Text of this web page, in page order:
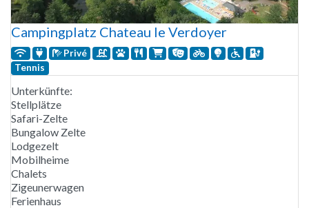
Campingplatz Chateau le Verdoyer
Privé
Tennis
Unterkünfte:
Stellplätze
Safari-Zelte
Bungalow Zelte
Lodgezelt
Mobilheime
Chalets
Zigeunerwagen
Ferienhaus